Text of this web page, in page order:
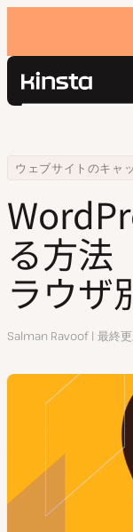
Kinsta®
価格設定
お問い合わ
検
Home
リソースセンター
ウェブサイトのキャ
WordPressのキャッ
る方法
ラウザ
執
Salman Ravoof 最終